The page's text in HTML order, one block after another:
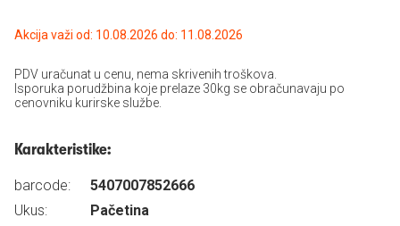
Akcija važi od: 10.08.2026 do: 11.08.2026
PDV uračunat u cenu, nema skrivenih troškova.
Isporuka porudžbina koje prelaze 30kg se obračunavaju po
cenovniku kurirske službe.
Karakteristike:
barcode:
5407007852666
Ukus:
Pačetina